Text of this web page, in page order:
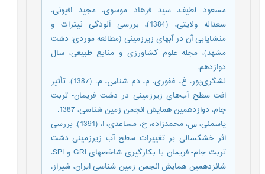
مسعود لطیف، سید فرهاد موسوی، مجید افیونی،
سعداله ولایتی، (1384)، بررسی آلودگی نیترات و
منشایابی آن در آبهای زیرزمینی (مطالعه موردی: دشت
مشهد)، مجله علوم کشاورزی و منابع طبیعی، سال
دوازدهم.
لشگری‌پور، غ، غفوری، م، دم شناس، م. (1387). تأثیر
افت سطح آب‌های زیرزمینی در دشت فریمان- تربت
جام، دوازدهمین همایش انجمن زمین شناسی، 1387.
یاسمنی، س، محمدزاده، ح، مساعدی، ا، (1391). بررسی
اثر خشکسالی بر تغییرات سطح آب زیرزمینی دشت
تربت جام- فریمان با بکارگیری شاخصهای GRI و SPI،
شانزدهمین همایش انجمن زمین شناسی ایران، شیراز،